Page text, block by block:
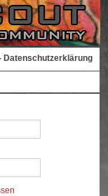
Datenschutzerklärung